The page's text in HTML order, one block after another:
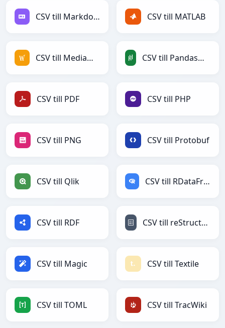
CSV till Markdown CSV till MATLAB
CSV till MediaWiki CSV till PandasDataFrame
CSV till PDF CSV till PHP
CSV till PNG CSV till Protobuf
CSV till Qlik CSV till RDataFrame
CSV till RDF CSV till reStructuredText
CSV till Magic CSV till Textile
CSV till TOML CSV till TracWiki